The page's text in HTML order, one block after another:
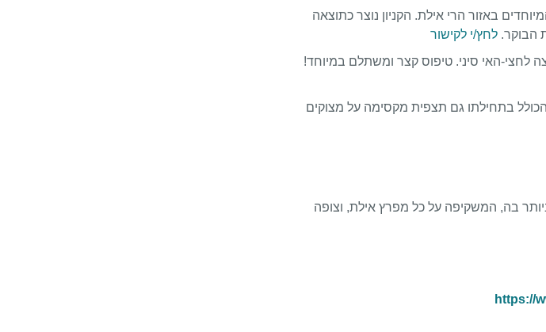
באזור הרי אילת. הקניון נוצר כתוצאה
הבוקר. לחץ/י לקישור
לחצי-האי סיני. טיפוס קצר ומשתלם במיוחד!
בתחילתו גם תצפית מקסימה על מצוקים
בה, המשקיפה על כל מפרץ אילת, וצופה
https://